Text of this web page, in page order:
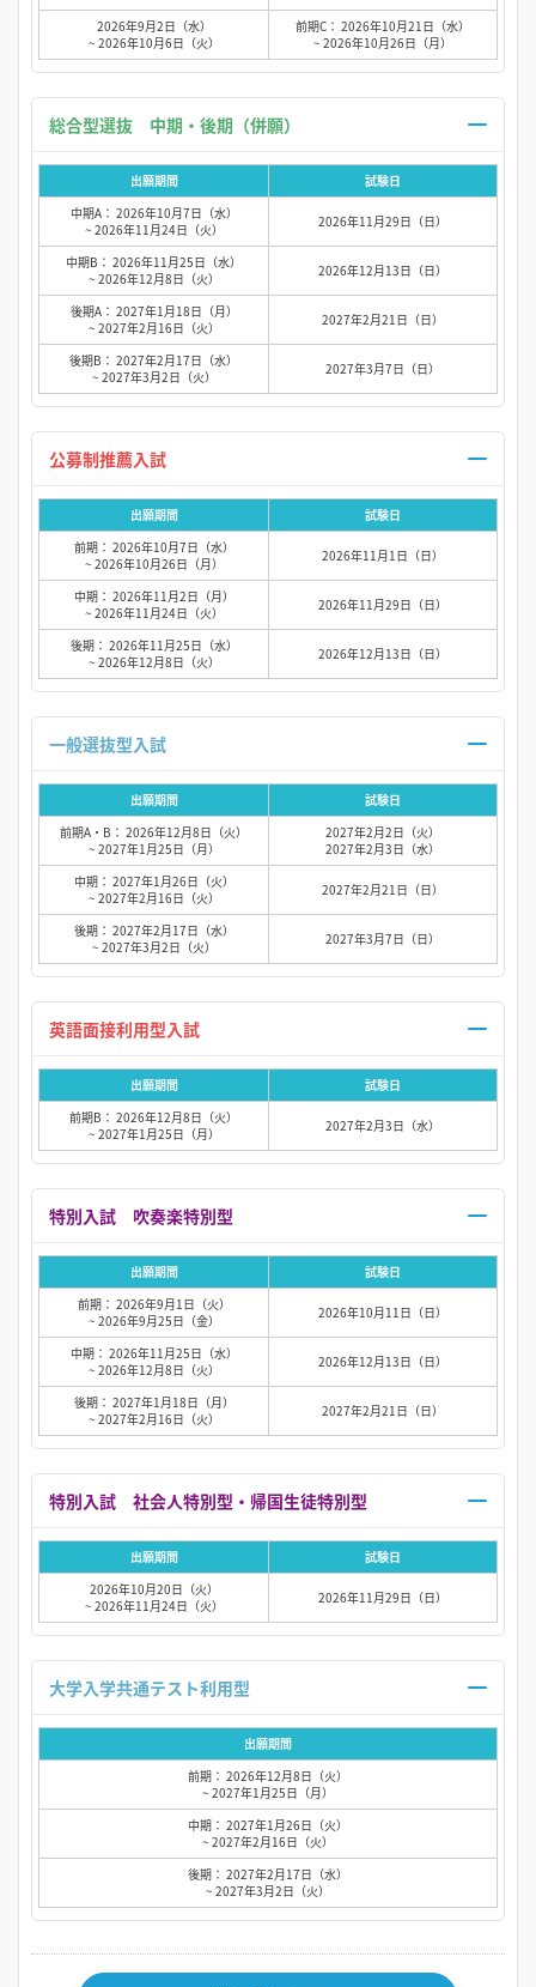
2026年9月2日（水）
~ 2026年10月6日（火）
前期C： 2026年10月21日（水）
~ 2026年10月26日（月）
出願期間
試験日
中期A： 2026年10月7日（水）
~ 2026年11月24日（火）
2026年11月29日（日）
中期B： 2026年11月25日（水）
~ 2026年12月8日（火）
2026年12月13日（日）
後期A： 2027年1月18日（月）
~ 2027年2月16日（火）
2027年2月21日（日）
後期B： 2027年2月17日（水）
~ 2027年3月2日（火）
2027年3月7日（日）
出願期間
試験日
前期： 2026年10月7日（水）
~ 2026年10月26日（月）
2026年11月1日（日）
中期： 2026年11月2日（月）
~ 2026年11月24日（火）
2026年11月29日（日）
後期： 2026年11月25日（水）
~ 2026年12月8日（火）
2026年12月13日（日）
出願期間
試験日
前期A・B： 2026年12月8日（火）
~ 2027年1月25日（月）
2027年2月2日（火）
2027年2月3日（水）
中期： 2027年1月26日（火）
~ 2027年2月16日（火）
2027年2月21日（日）
後期： 2027年2月17日（水）
~ 2027年3月2日（火）
2027年3月7日（日）
出願期間
試験日
前期B： 2026年12月8日（火）
~ 2027年1月25日（月）
2027年2月3日（水）
出願期間
試験日
前期： 2026年9月1日（火）
~ 2026年9月25日（金）
2026年10月11日（日）
中期： 2026年11月25日（水）
~ 2026年12月8日（火）
2026年12月13日（日）
後期： 2027年1月18日（月）
~ 2027年2月16日（火）
2027年2月21日（日）
出願期間
試験日
2026年10月20日（火）
~ 2026年11月24日（火）
2026年11月29日（日）
出願期間
前期： 2026年12月8日（火）
~ 2027年1月25日（月）
中期： 2027年1月26日（火）
~ 2027年2月16日（火）
後期： 2027年2月17日（水）
~ 2027年3月2日（火）